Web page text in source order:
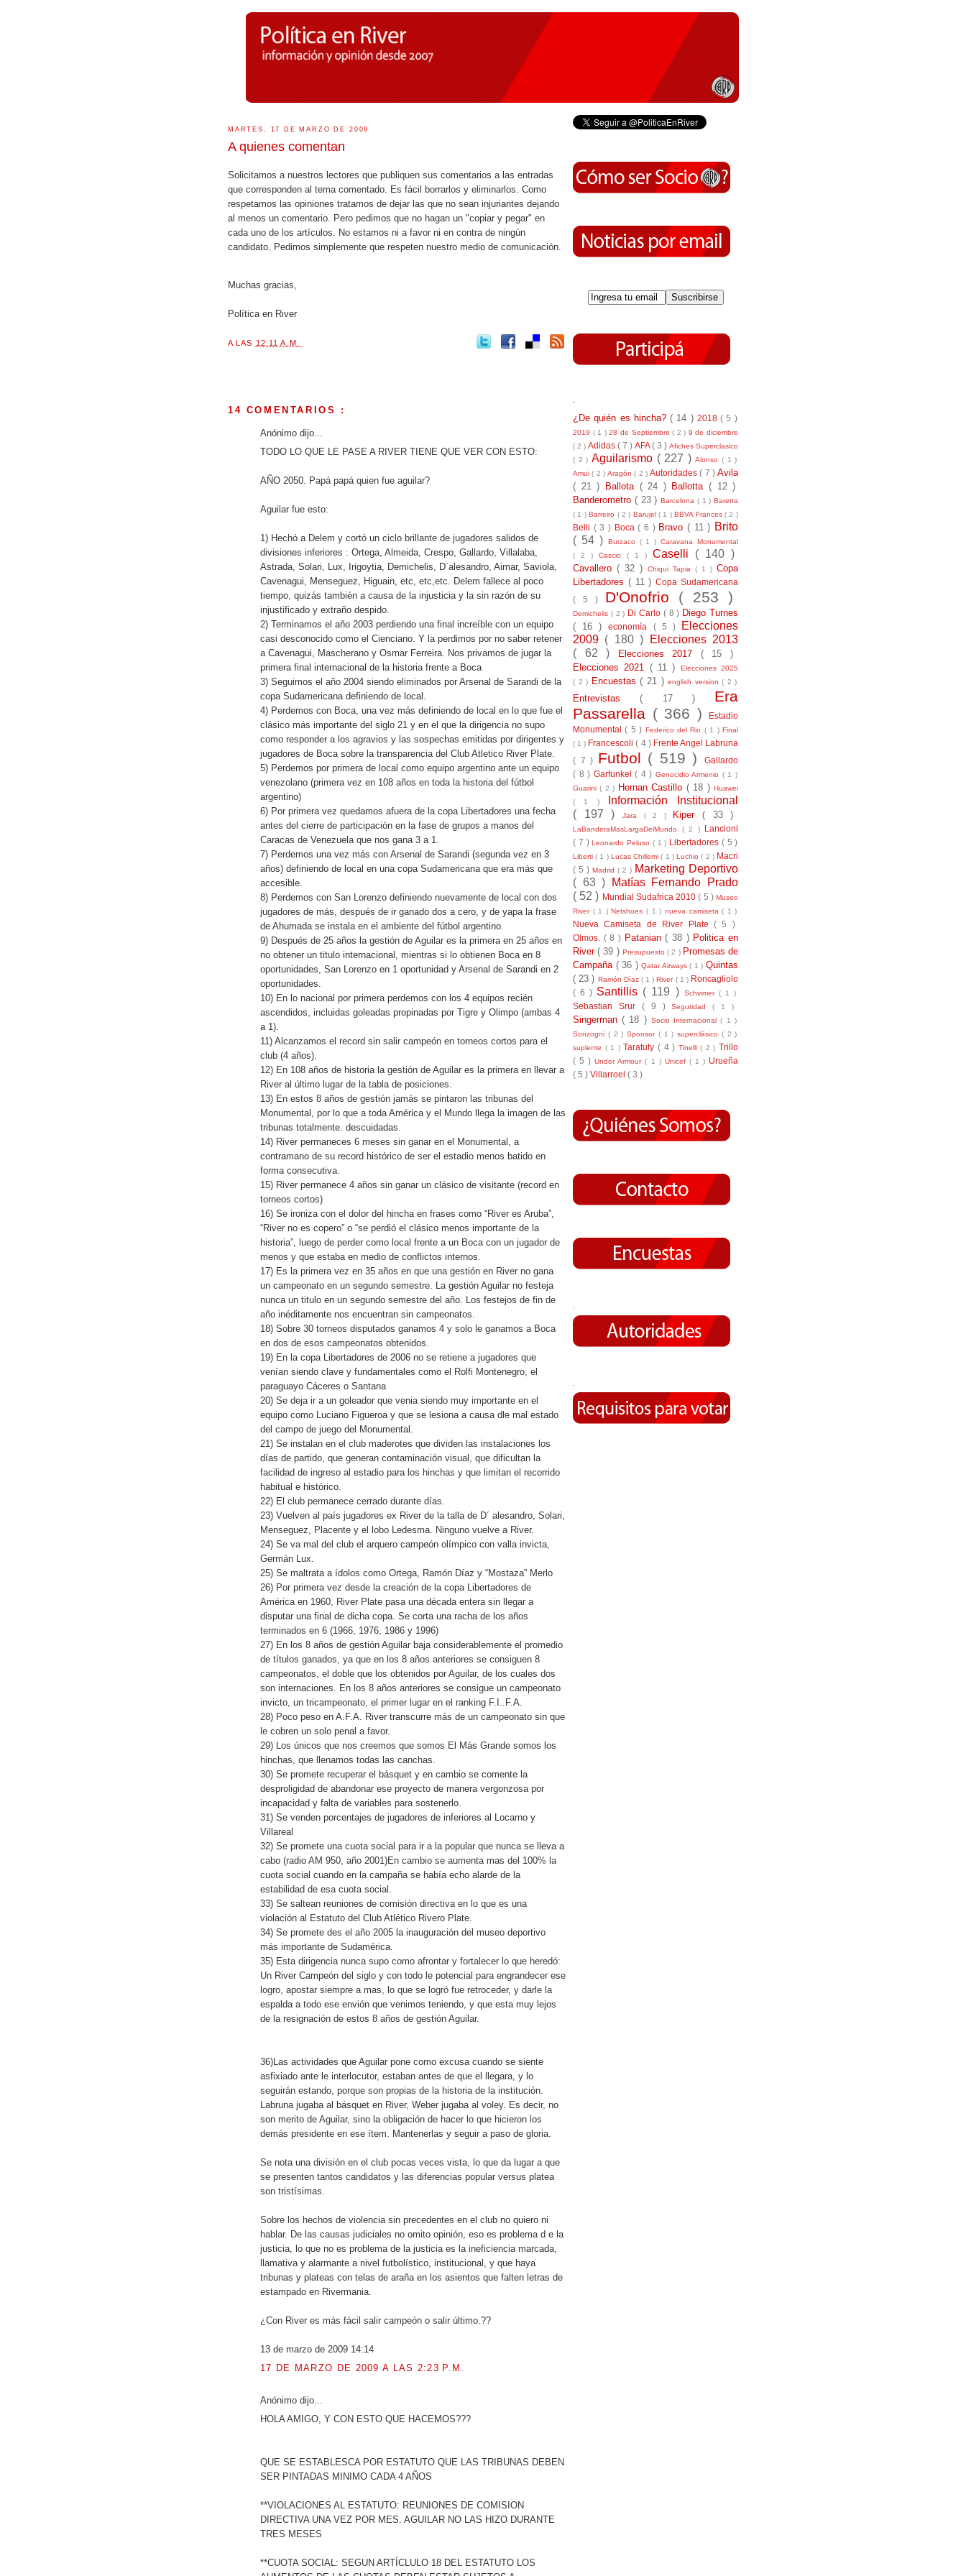
MARTES, 17 DE MARZO DE 2009
A quienes comentan
Solicitamos a nuestros lectores que publiquen sus comentarios a las entradas
que corresponden al tema comentado. Es fácil borrarlos y eliminarlos. Como
respetamos las opiniones tratamos de dejar las que no sean injuriantes dejando
al menos un comentario. Pero pedimos que no hagan un "copiar y pegar" en
cada uno de los artículos. No estamos ni a favor ni en contra de ningún
candidato. Pedimos simplemente que respeten nuestro medio de comunicación.
Muchas gracias,
Política en River
A LAS 12:11 A.M.
14 COMENTARIOS :
Anónimo dijo...
TODO LO QUE LE PASE A RIVER TIENE QUE VER CON ESTO:
AÑO 2050. Papá papá quien fue aguilar?
Aguilar fue esto:
1) Hechó a Delem y cortó un ciclo brillante de jugadores salidos de
divisiones inferiores : Ortega, Almeida, Crespo, Gallardo, Villalaba,
Astrada, Solari, Lux, Irigoytia, Demichelis, D´alesandro, Aimar, Saviola,
Cavenagui, Menseguez, Higuain, etc, etc,etc. Delem fallece al poco
tiempo, quizás también a causa de la injusticia y la sin razón de su
injustificado y extraño despido.
2) Terminamos el año 2003 perdiendo una final increíble con un equipo
casi desconocido como el Cienciano. Y la perdimos por no saber retener
a Cavenagui, Mascherano y Osmar Ferreira. Nos privamos de jugar la
primera final internacional de la historia frente a Boca
3) Seguimos el año 2004 siendo eliminados por Arsenal de Sarandi de la
copa Sudamericana definiendo de local.
4) Perdemos con Boca, una vez más definiendo de local en lo que fue el
clásico más importante del siglo 21 y en el que la dirigencia no supo
como responder a los agravios y las sospechas emitidas por dirigentes y
jugadores de Boca sobre la transparencia del Club Atletico River Plate.
5) Perdemos por primera de local como equipo argentino ante un equipo
venezolano (primera vez en 108 años en toda la historia del fútbol
argentino)
6) Por primera vez quedamos afuera de la copa Libertadores una fecha
antes del cierre de participación en la fase de grupos a manos del
Caracas de Venezuela que nos gana 3 a 1.
7) Perdemos una vez más con Arsenal de Sarandi (segunda vez en 3
años) definiendo de local en una copa Sudamericana que era más que
accesible.
8) Perdemos con San Lorenzo definiendo nuevamente de local con dos
jugadores de más, después de ir ganado dos a cero, y de yapa la frase
de Ahumada se instala en el ambiente del fútbol argentino.
9) Después de 25 años la gestión de Aguilar es la primera en 25 años en
no obtener un titulo internacional, mientras si lo obtienen Boca en 8
oportunidades, San Lorenzo en 1 oportunidad y Arsenal de Sarandi en 2
oportunidades.
10) En lo nacional por primera perdemos con los 4 equipos recién
ascendidos, incluidas goleadas propinadas por Tigre y Olimpo (ambas 4
a 1).
11) Alcanzamos el record sin salir campeón en torneos cortos para el
club (4 años).
12) En 108 años de historia la gestión de Aguilar es la primera en llevar a
River al último lugar de la tabla de posiciones.
13) En estos 8 años de gestión jamás se pintaron las tribunas del
Monumental, por lo que a toda América y el Mundo llega la imagen de las
tribunas totalmente. descuidadas.
14) River permaneces 6 meses sin ganar en el Monumental, a
contramano de su record histórico de ser el estadio menos batido en
forma consecutiva.
15) River permanece 4 años sin ganar un clásico de visitante (record en
torneos cortos)
16) Se ironiza con el dolor del hincha en frases como “River es Aruba”,
“River no es copero” o “se perdió el clásico menos importante de la
historia”, luego de perder como local frente a un Boca con un jugador de
menos y que estaba en medio de conflictos internos.
17) Es la primera vez en 35 años en que una gestión en River no gana
un campeonato en un segundo semestre. La gestión Aguilar no festeja
nunca un titulo en un segundo semestre del año. Los festejos de fin de
año inéditamente nos encuentran sin campeonatos.
18) Sobre 30 torneos disputados ganamos 4 y solo le ganamos a Boca
en dos de esos campeonatos obtenidos.
19) En la copa Libertadores de 2006 no se retiene a jugadores que
venían siendo clave y fundamentales como el Rolfi Montenegro, el
paraguayo Cáceres o Santana
20) Se deja ir a un goleador que venia siendo muy importante en el
equipo como Luciano Figueroa y que se lesiona a causa dle mal estado
del campo de juego del Monumental.
21) Se instalan en el club maderotes que dividen las instalaciones los
días de partido, que generan contaminación visual, que dificultan la
facilidad de ingreso al estadio para los hinchas y que limitan el recorrido
habitual e histórico.
22) El club permanece cerrado durante días.
23) Vuelven al país jugadores ex River de la talla de D´ alesandro, Solari,
Menseguez, Placente y el lobo Ledesma. Ninguno vuelve a River.
24) Se va mal del club el arquero campeón olímpico con valla invicta,
Germán Lux.
25) Se maltrata a ídolos como Ortega, Ramón Díaz y “Mostaza” Merlo
26) Por primera vez desde la creación de la copa Libertadores de
América en 1960, River Plate pasa una década entera sin llegar a
disputar una final de dicha copa. Se corta una racha de los años
terminados en 6 (1966, 1976, 1986 y 1996)
27) En los 8 años de gestión Aguilar baja considerablemente el promedio
de títulos ganados, ya que en los 8 años anteriores se consiguen 8
campeonatos, el doble que los obtenidos por Aguilar, de los cuales dos
son internaciones. En los 8 años anteriores se consigue un campeonato
invicto, un tricampeonato, el primer lugar en el ranking F.I..F.A.
28) Poco peso en A.F.A. River transcurre más de un campeonato sin que
le cobren un solo penal a favor.
29) Los únicos que nos creemos que somos El Más Grande somos los
hinchas, que llenamos todas las canchas.
30) Se promete recuperar el básquet y en cambio se comente la
desproligidad de abandonar ese proyecto de manera vergonzosa por
incapacidad y falta de variables para sostenerlo.
31) Se venden porcentajes de jugadores de inferiores al Locarno y
Villareal
32) Se promete una cuota social para ir a la popular que nunca se lleva a
cabo (radio AM 950, año 2001)En cambio se aumenta mas del 100% la
cuota social cuando en la campaña se había echo alarde de la
estabilidad de esa cuota social.
33) Se saltean reuniones de comisión directiva en lo que es una
violación al Estatuto del Club Atlético Rivero Plate.
34) Se promete des el año 2005 la inauguración del museo deportivo
más importante de Sudamérica.
35) Esta dirigencia nunca supo como afrontar y fortalecer lo que heredó:
Un River Campeón del siglo y con todo le potencial para engrandecer ese
logro, apostar siempre a mas, lo que se logró fue retroceder, y darle la
espalda a todo ese envión que venimos teniendo, y que esta muy lejos
de la resignación de estos 8 años de gestión Aguilar.
36)Las actividades que Aguilar pone como excusa cuando se siente
asfixiado ante le interlocutor, estaban antes de que el llegara, y lo
seguirán estando, porque son propias de la historia de la institución.
Labruna jugaba al básquet en River, Weber jugaba al voley. Es decir, no
son merito de Aguilar, sino la obligación de hacer lo que hicieron los
demás presidente en ese ítem. Mantenerlas y seguir a paso de gloria.
Se nota una división en el club pocas veces vista, lo que da lugar a que
se presenten tantos candidatos y las diferencias popular versus platea
son tristísimas.
Sobre los hechos de violencia sin precedentes en el club no quiero ni
hablar. De las causas judiciales no omito opinión, eso es problema d e la
justicia, lo que no es problema de la justicia es la ineficiencia marcada,
llamativa y alarmante a nivel futbolístico, institucional, y que haya
tribunas y plateas con telas de araña en los asientos que falten letras de
estampado en Rivermania.
¿Con River es más fácil salir campeón o salir último.??
13 de marzo de 2009 14:14
17 DE MARZO DE 2009 A LAS 2:23 P.M.
Anónimo dijo...
HOLA AMIGO, Y CON ESTO QUE HACEMOS???
QUE SE ESTABLESCA POR ESTATUTO QUE LAS TRIBUNAS DEBEN
SER PINTADAS MINIMO CADA 4 AÑOS
**VIOLACIONES AL ESTATUTO: REUNIONES DE COMISION
DIRECTIVA UNA VEZ POR MES. AGUILAR NO LAS HIZO DURANTE
TRES MESES
**CUOTA SOCIAL: SEGUN ARTÍCLULO 18 DEL ESTATUTO LOS
-
¿De quién es hincha?( 14 ) 2018( 5 )
2019 ( 1 )28 de Septiembre( 2 ) 9 de diciembre
( 2 ) Adidas ( 7 ) AFA( 3 ) Afiches Superclasico
( 2 ) Aguilarismo ( 227 )Alonso( 1 )
Amui( 2 ) Aragón( 2 ) Autoridades( 7 ) Avila
( 21 )
Ballota ( 24 ) Ballotta( 12 )
Banderometro ( 23 ) Barcelona ( 1 ) Baretta
( 1 )Barreiro ( 2 ) Barujel ( 1 )BBVA Frances ( 2 )
Belli ( 3 ) Boca( 6 ) Bravo( 11 ) Brito
( 54 )
Burzaco ( 1 )Caravana Monumental
( 2 ) Cascio ( 1 ) Caselli ( 140 )
Cavallero ( 32 ) Chiqui Tapia ( 1 ) Copa
Libertadores ( 11 )Copa Sudamericana
( 5 ) D'Onofrio ( 253 )
Demichelis ( 2 ) Di Carlo ( 8 ) Diego Turnes
( 16 )economía ( 5 )
Elecciones
2009 ( 180 )
Elecciones 2013
( 62 )
Elecciones 2017 ( 15 )
Elecciones 2021 ( 11 )
Elecciones 2025
( 2 )
Encuestas( 21 )english version( 2 )
Entrevistas( 17 ) Era
Passarella ( 366 )
Estadio
Monumental( 5 ) Federico del Rio ( 1 )Final
( 1 ) Francescoli( 4 ) Frente Angel Labruna
( 7 ) Futbol ( 519 )Gallardo
( 8 ) Garfunkel ( 4 ) Genocidio Armenio ( 1 )
Guarini( 2 ) Hernan Castillo ( 18 )Huawei
( 1 )
Información Institucional
( 197 )
Jara ( 2 ) Kiper( 33 )
LaBanderaMasLargaDelMundo ( 2 ) Lancioni
( 7 )Leonardo Peluso ( 1 ) Libertadores ( 5 )
Liberti( 1 ) Lucas Chillemi( 1 )Luchio( 2 ) Macri
( 5 ) Madrid ( 2 ) Marketing Deportivo
( 63 )
Matías Fernando Prado
( 52 ) Mundial Sudafrica 2010( 5 )Museo
River ( 1 )Netshoes( 1 ) nueva camiseta( 1 )
Nueva Camiseta de River Plate ( 5 )
Olmos. ( 8 ) Patanian( 38 ) Politica en
River( 39 ) Presupuesto( 2 ) Promesas de
Campaña ( 36 )Qatar Airways( 1 )Quintas
( 23 ) Ramón Díaz ( 1 )River ( 1 ) Roncagliolo
( 6 ) Santillis ( 119 ) Schvimer ( 1 )
Sebastian Srur ( 9 )Seguridad( 1 )
Singerman( 18 ) Socio Internacional( 1 )
Sonzogni ( 2 ) Sponsor ( 1 ) superclásico ( 2 )
suplente ( 1 ) Taratuty ( 4 ) Tinelli( 2 ) Trillo
( 5 )Under Armour( 1 ) Unicef ( 1 ) Urueña
( 5 ) Villarroel ( 3 )